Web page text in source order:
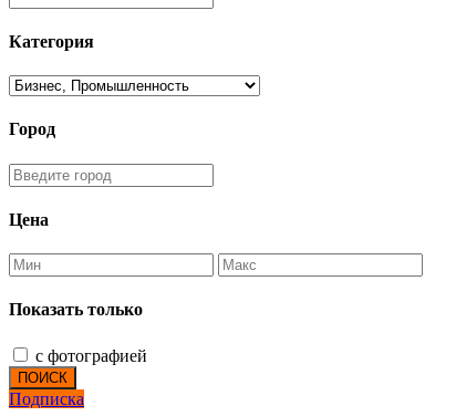
Категория
Город
Цена
Показать только
с фотографией
ПОИСК
Подписка